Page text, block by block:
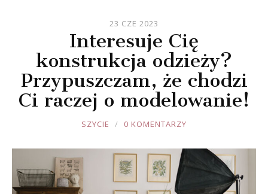
23 CZE 2023
Interesuje Cię
konstrukcja odzieży?
Przypuszczam, że chodzi
Ci raczej o modelowanie!
JOULE
SZYCIE 0 KOMENTARZY